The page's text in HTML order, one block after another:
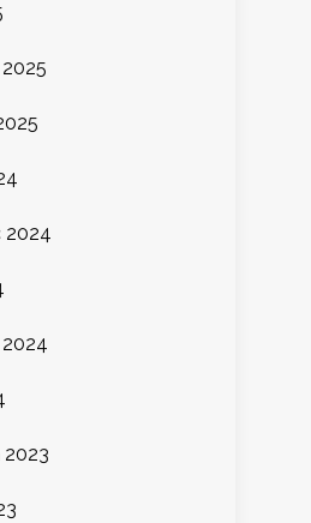
2024
2023